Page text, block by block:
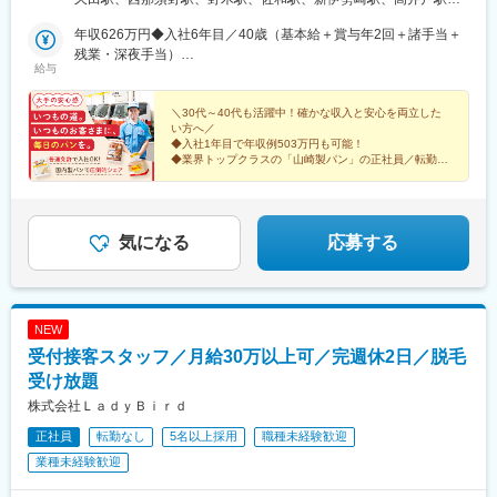
たい」という方を応援します！入社に伴う転居が必要な場合は、
引越費用を最大10万円まで会社が補助。新生活のスタートをサポ
東戸塚駅、鴨居駅、平塚駅、荻川駅、直江津駅、宮内駅(新潟県)、
小杉駅、春江駅、敦賀駅、屋代高校前駅、小井川駅、小田井駅、
駅、綾部駅、西神中央駅、溝口駅、ひこね芹川駅、関駅(三重県)、
総社駅、河戸帆待川駅、周布駅、嘉川駅、北伊予駅、豊浜駅、鳴
門駅、ししぶ駅、東多久駅、西諫早駅、鶴崎駅、松橋駅、青井岳
駅
給与
年収626万円◆入社6年目／40歳（基本給＋賞与年2回＋諸手当＋
残業・深夜手当）
残業・深夜手当）
＼30代～40代も活躍中！確かな収入と安心を両立した
い方へ／
◆入社1年目で年収例503万円も可能！
◆業界トップクラスの「山崎製パン」の正社員／転勤な
◆自分の時間も大切にできる
気になる 応募する
NEW
受付接客スタッフ／月給30万以上可／完週休2日／脱毛
受け放題
株式会社ＬａｄｙＢｉｒｄ
正社員 転勤なし 5名以上採用
職種未経験歓迎
業種未経験歓迎